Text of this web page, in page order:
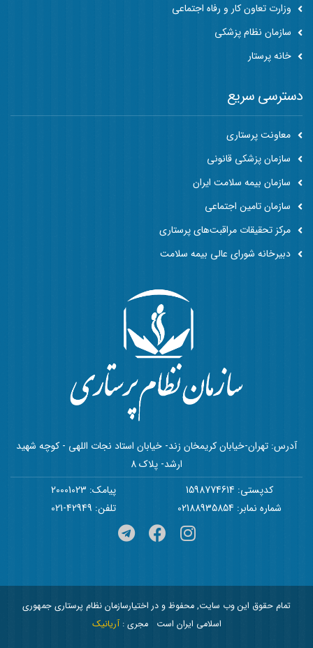
وزارت تعاون کار و رفاه اجتماعی
سازمان نظام پزشکی
خانه پرستار
آدرس: تهران-خیابان کریمخان زند- خیابان استاد نجات اللهی - کوچه شهید
ارشد- پلاک 8
کدپستی: 1598774614
پیامک: 20001023
شماره نمابر: 02188935854
تلفن: 42949-021
دسترسی سریع
معاونت پرستاری
سازمان پزشکی قانونی
سازمان بیمه سلامت ایران
سازمان تامین اجتماعی
مرکز تحقیقات مراقبت‌های پرستاری
دبیرخانه شورای عالی بیمه سلامت
تمام حقوق این وب سایت, محفوظ و در اختیارسازمان نظام پرستاری جمهوری
اسلامی ایران است
مجری :آریانیک